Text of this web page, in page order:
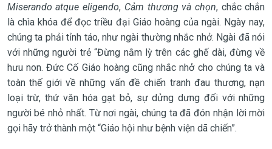
Miserando atque eligendo, Cảm thương và chọn, chắc chắn
là chìa khóa để đọc triều đại Giáo hoàng của ngài. Ngày nay,
chúng ta phải tỉnh táo, như ngài thường nhắc nhở. Ngài đã nói
với những người trẻ “Đừng nằm lỳ trên các ghế dài, đừng về
hưu non. Đức Cố Giáo hoàng cũng nhắc nhở cho chúng ta và
toàn thế giới về những vấn đề chiến tranh đau thương, nạn
loại trừ, thứ văn hóa gạt bỏ, sự dửng dưng đối với những
người bé nhỏ nhất. Từ nơi ngài, chúng ta đã đón nhận lời mời
gọi hãy trở thành một “Giáo hội như bệnh viện dã chiến”.